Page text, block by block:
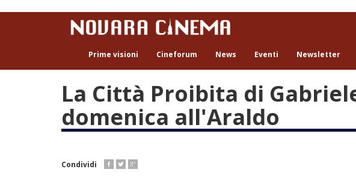
Prime visioni Cineforum News Eventi Newsletter
La Città Proibita di
domenica all'Araldo
Condividi